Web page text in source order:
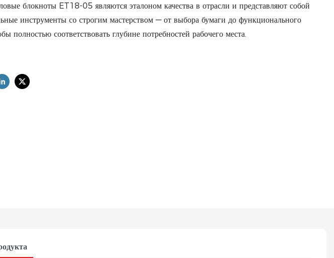
блокноты ET18-05 являются эталоном качества в отрасли и представляют собой
инструменты со строгим мастерством — от выбора бумаги до функционального
полностью соответствовать глубине потребностей рабочего места.